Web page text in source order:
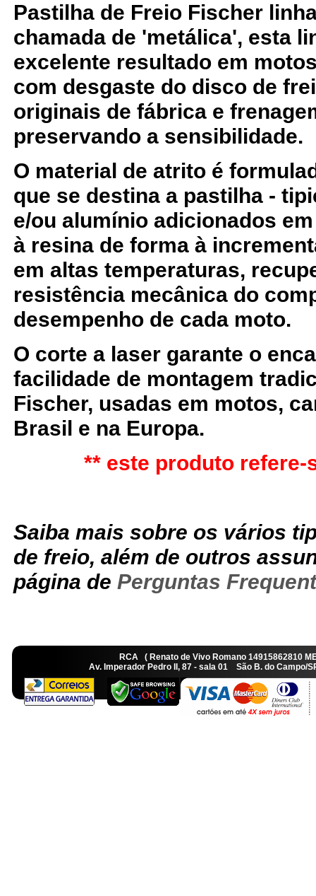
Pastilha de Freio Fischer
chamada de 'metálica', esta
excelente resultado em
com desgaste do disco de
originais de fábrica e
preservando a sensibilidade.
O material de atrito é
que se destina a pastilha -
e/ou alumínio adicionados
à resina de forma à
em altas temperaturas,
resistência mecânica do
desempenho de cada moto.
O corte a laser garante o
facilidade de montagem
Fischer, usadas em motos,
Brasil e na Europa.
** este produto refere-
Saiba mais sobre os vários
de freio, além de outros
página de Perguntas
RCA ( Renato de Vivo Romano
Av. Imperador Pedro II, 87 - sala 01 São B. do